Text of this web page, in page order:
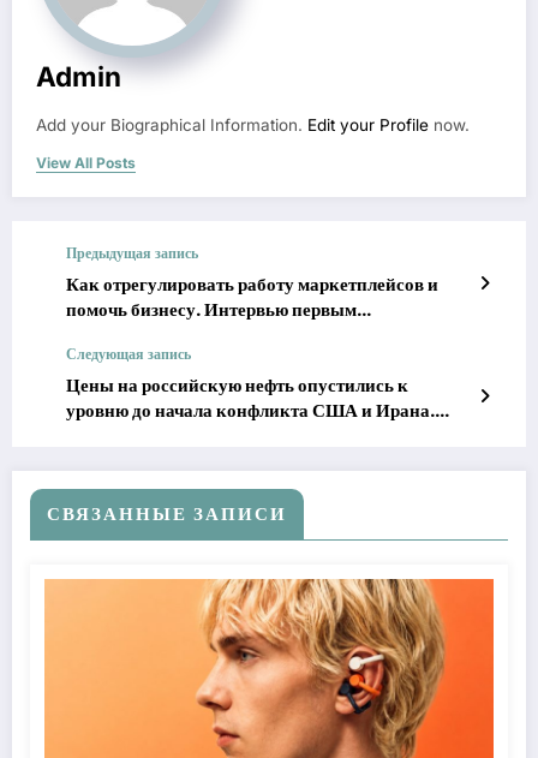
Admin
Add your Biographical Information. Edit your Profile now.
View All Posts
Предыдущая запись
Как отрегулировать работу маркетплейсов и
помочь бизнесу. Интервью первым
Максимом Колесниковым
Следующая запись
Цены на российскую нефть опустились к
уровню до начала конфликта США и Ирана.
СВЯЗАННЫЕ ЗАПИСИ